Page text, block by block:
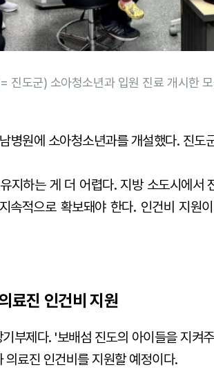
진도군) 소아청소년과 입원 진료 개시한
원에 소아청소년과를 개설했다. 진도
지하는 게 더 어렵다. 지방 소도시에서
속적으로 확보돼야 한다. 인건비 지원
료진 인건비 지원
부제다. '보배섬 진도의 아이들을 지켜
료진 인건비를 지원할 예정이다.